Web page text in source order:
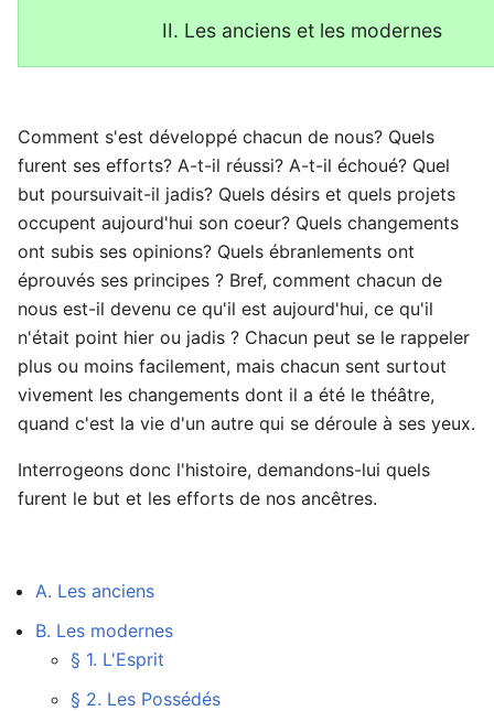
II. Les anciens et les modernes
Comment s'est développé chacun de nous? Quels
furent ses efforts? A-t-il réussi? A-t-il échoué? Quel
but poursuivait-il jadis? Quels désirs et quels projets
occupent aujourd'hui son coeur? Quels changements
ont subis ses opinions? Quels ébranlements ont
éprouvés ses principes ? Bref, comment chacun de
nous est-il devenu ce qu'il est aujourd'hui, ce qu'il
n'était point hier ou jadis ? Chacun peut se le rappeler
plus ou moins facilement, mais chacun sent surtout
vivement les changements dont il a été le théâtre,
quand c'est la vie d'un autre qui se déroule à ses yeux.
Interrogeons donc l'histoire, demandons-lui quels
furent le but et les efforts de nos ancêtres.
A. Les anciens
B. Les modernes
§ 1. L'Esprit
§ 2. Les Possédés